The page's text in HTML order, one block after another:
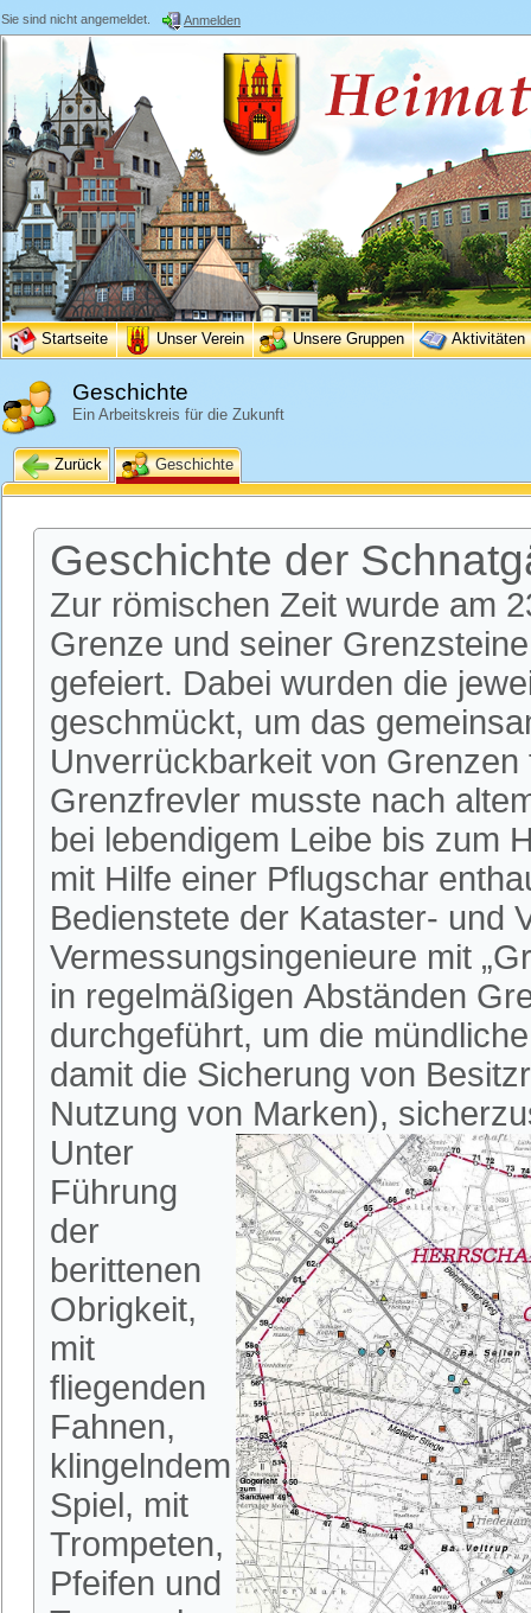
Sie sind nicht angemeldet. Anmelden
Startseite Unser Verein Unsere Gruppen Aktivitäten
Geschichte
Ein Arbeitskreis für die Zukunft
Zurück Geschichte
Geschichte der
Zur römischen Zeit wurde am
Grenze und seiner
gefeiert. Dabei wurden die
geschmückt, um das
Unverrückbarkeit von
Grenzfrevler musste nach
bei lebendigem Leibe bis zum
mit Hilfe einer Pflugschar
Bedienstete der Kataster- und
Vermessungsingenieure mit
in regelmäßigen Abständen
durchgeführt, um die
damit die Sicherung von
Nutzung von Marken),
Unter
Führung
der
berittenen
Obrigkeit,
mit
fliegenden
Fahnen,
klingelndem
Spiel, mit
Trompeten,
Pfeifen und